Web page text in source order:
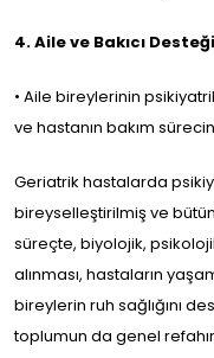
4. Aile ve Bakıcı Desteği
• Aile bireylerinin
ve hastanın bakım
Geriatrik hastalarda
bireyselleştirilmiş ve
süreçte, biyolojik,
alınması, hastaların
bireylerin ruh sağlığını
toplumun da genel